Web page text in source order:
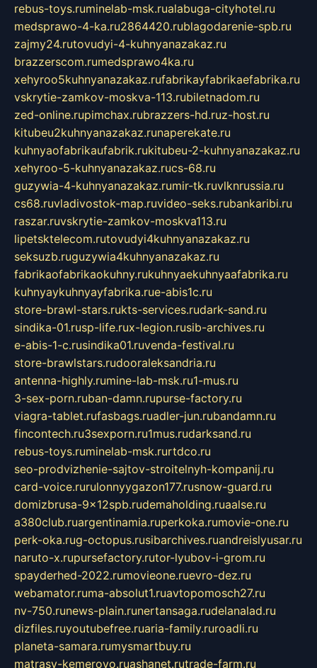
rebus-toys.ruminelab-msk.rualabuga-cityhotel.ru
medsprawo-4-ka.ru2864420.rublagodarenie-spb.ru
zajmy24.rutovudyi-4-kuhnyanazakaz.ru
brazzerscom.rumedsprawo4ka.ru
xehyroo5kuhnyanazakaz.rufabrikayfabrikaefabrika.ru
vskrytie-zamkov-moskva-113.rubiletnadom.ru
zed-online.rupimchax.rubrazzers-hd.ruz-host.ru
kitubeu2kuhnyanazakaz.runaperekate.ru
kuhnyaofabrikaufabrik.rukitubeu-2-kuhnyanazakaz.ru
xehyroo-5-kuhnyanazakaz.rucs-68.ru
guzywia-4-kuhnyanazakaz.rumir-tk.ruvlknrussia.ru
cs68.ruvladivostok-map.ruvideo-seks.rubankaribi.ru
raszar.ruvskrytie-zamkov-moskva113.ru
lipetsktelecom.rutovudyi4kuhnyanazakaz.ru
seksuzb.ruguzywia4kuhnyanazakaz.ru
fabrikaofabrikaokuhny.rukuhnyaekuhnyaafabrika.ru
kuhnyaykuhnyayfabrika.rue-abis1c.ru
store-brawl-stars.rukts-services.rudark-sand.ru
sindika-01.rusp-life.rux-legion.rusib-archives.ru
e-abis-1-c.rusindika01.ruvenda-festival.ru
store-brawlstars.rudooraleksandria.ru
antenna-highly.rumine-lab-msk.ru1-mus.ru
3-sex-porn.ruban-damn.rupurse-factory.ru
viagra-tablet.rufasbags.ruadler-jun.rubandamn.ru
fincontech.ru3sexporn.ru1mus.rudarksand.ru
rebus-toys.ruminelab-msk.rurtdco.ru
seo-prodvizhenie-sajtov-stroitelnyh-kompanij.ru
card-voice.rurulonnyygazon177.rusnow-guard.ru
domizbrusa-9x12spb.rudemaholding.ruaalse.ru
a380club.ruargentinamia.ruperkoka.rumovie-one.ru
perk-oka.rug-octopus.rusibarchives.ruandreislyusar.ru
naruto-x.rupursefactory.rutor-lyubov-i-grom.ru
spayderhed-2022.rumovieone.ruevro-dez.ru
webamator.ruma-absolut1.ruavtopomosch27.ru
nv-750.runews-plain.runertansaga.rudelanalad.ru
dizfiles.ruyoutubefree.ruaria-family.ruroadli.ru
planeta-samara.rumysmartbuy.ru
matrasy-kemerovo.ruashanet.rutrade-farm.ru